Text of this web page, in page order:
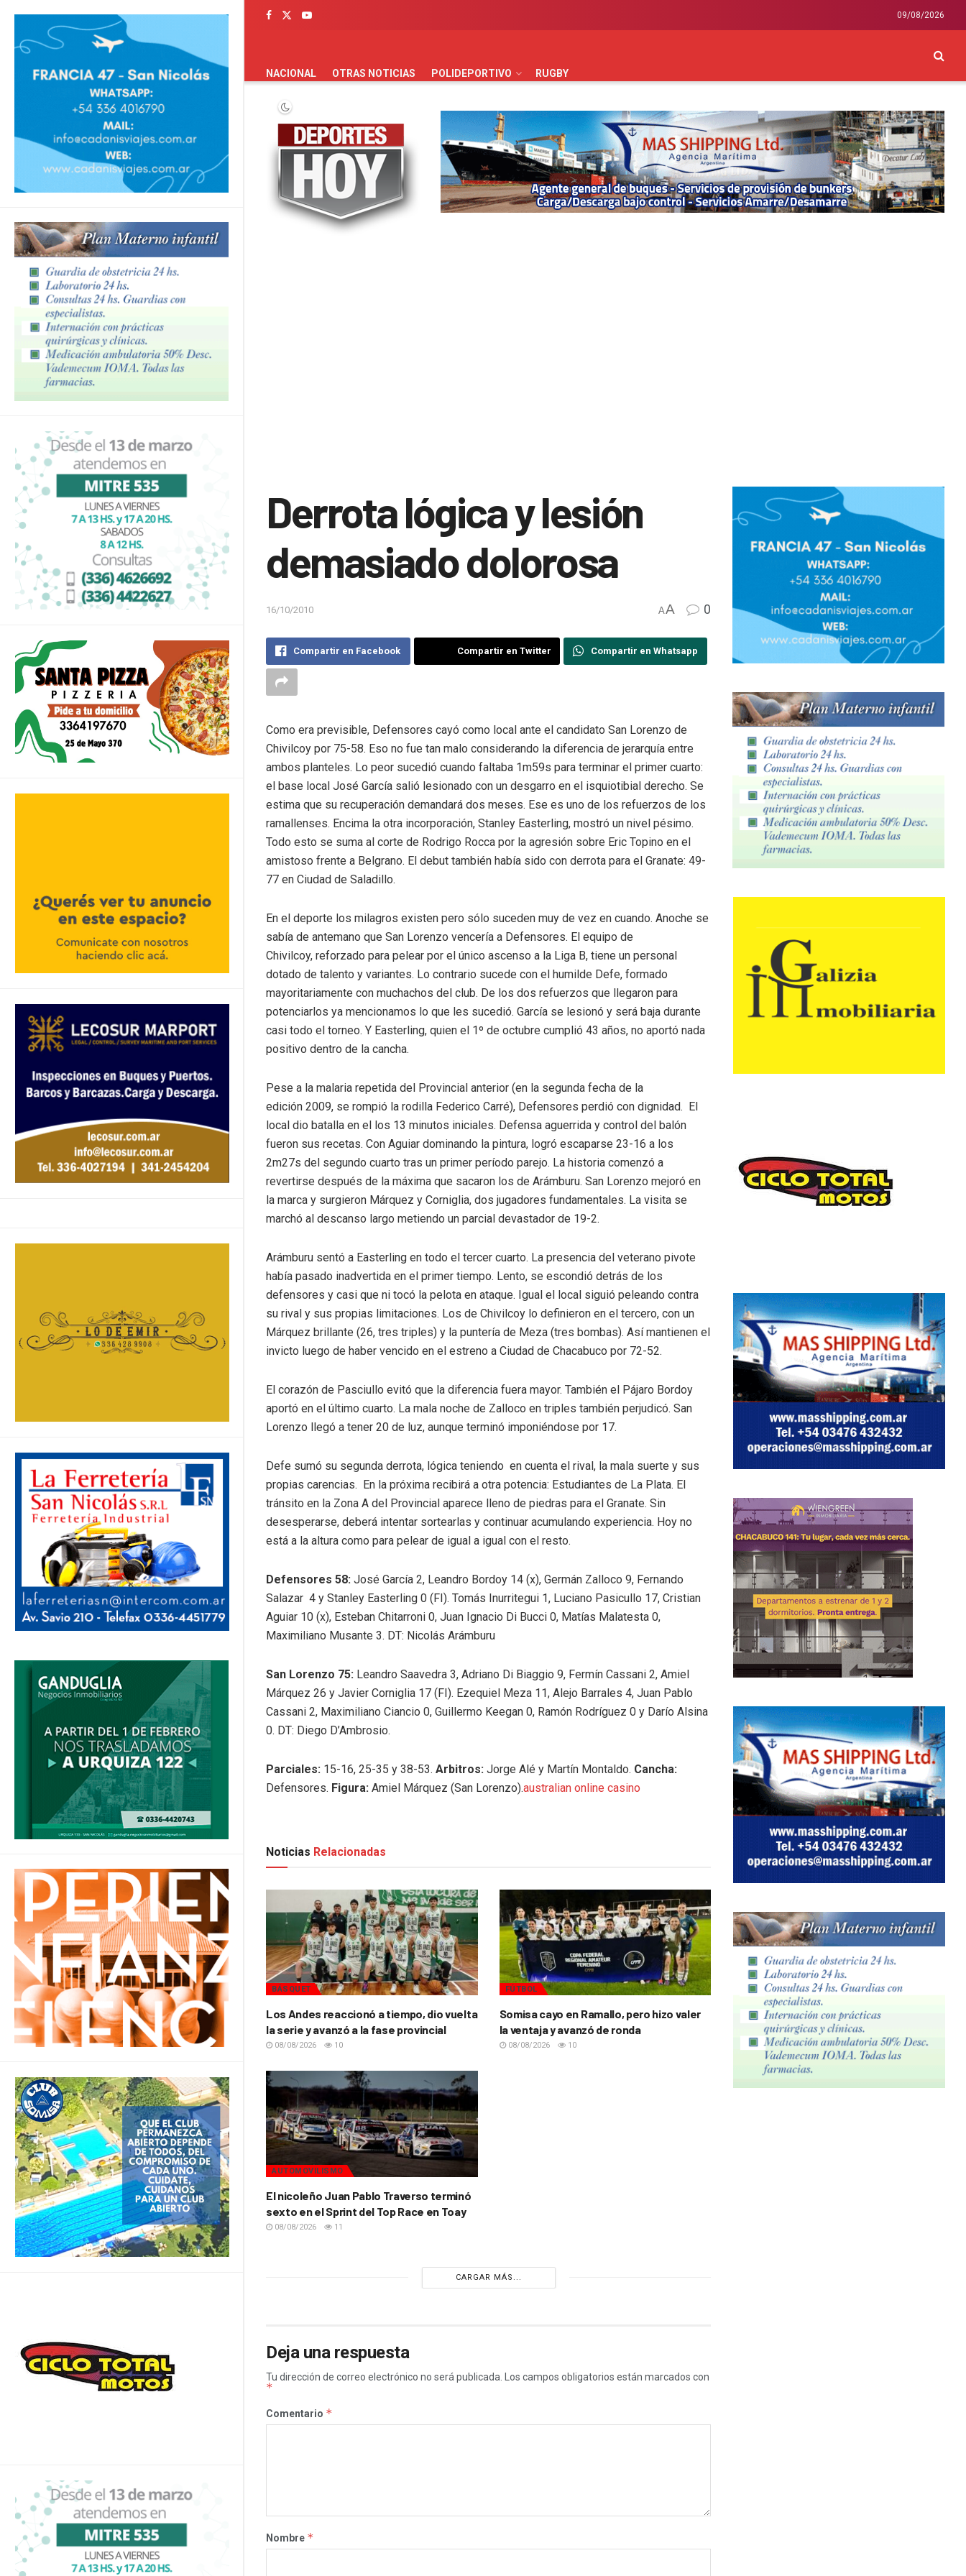
09/08/2026
PORTADA
NACIONAL OTRAS NOTICIAS POLIDEPORTIVO RUGBY
Derrota lógica y lesión
demasiado dolorosa
16/10/2010 AA 0
Compartir en Facebook Compartir en Twitter Compartir en Whatsapp
Como era previsible, Defensores cayó como local ante el candidato San Lorenzo de
Chivilcoy por 75-58. Eso no fue tan malo considerando la diferencia de jerarquía entre
ambos planteles. Lo peor sucedió cuando faltaba 1m59s para terminar el primer cuarto:
el base local José García salió lesionado con un desgarro en el isquiotibial derecho. Se
estima que su recuperación demandará dos meses. Ese es uno de los refuerzos de los
ramallenses. Encima la otra incorporación, Stanley Easterling, mostró un nivel pésimo.
Todo esto se suma al corte de Rodrigo Rocca por la agresión sobre Eric Topino en el
amistoso frente a Belgrano. El debut también había sido con derrota para el Granate: 49-
77 en Ciudad de Saladillo.
En el deporte los milagros existen pero sólo suceden muy de vez en cuando. Anoche se
sabía de antemano que San Lorenzo vencería a Defensores. El equipo de
Chivilcoy, reforzado para pelear por el único ascenso a la Liga B, tiene un personal
dotado de talento y variantes. Lo contrario sucede con el humilde Defe, formado
mayoritariamente con muchachos del club. De los dos refuerzos que llegaron para
potenciarlos ya mencionamos lo que les sucedió. García se lesionó y será baja durante
casi todo el torneo. Y Easterling, quien el 1º de octubre cumplió 43 años, no aportó nada
positivo dentro de la cancha.
Pese a la malaria repetida del Provincial anterior (en la segunda fecha de la
edición 2009, se rompió la rodilla Federico Carré), Defensores perdió con dignidad. El
local dio batalla en el los 13 minutos iniciales. Defensa aguerrida y control del balón
fueron sus recetas. Con Aguiar dominando la pintura, logró escaparse 23-16 a los
2m27s del segundo cuarto tras un primer período parejo. La historia comenzó a
revertirse después de la máxima que sacaron los de Arámburu. San Lorenzo mejoró en
la marca y surgieron Márquez y Corniglia, dos jugadores fundamentales. La visita se
marchó al descanso largo metiendo un parcial devastador de 19-2.
Arámburu sentó a Easterling en todo el tercer cuarto. La presencia del veterano pivote
había pasado inadvertida en el primer tiempo. Lento, se escondió detrás de los
defensores y casi que ni tocó la pelota en ataque. Igual el local siguió peleando contra
su rival y sus propias limitaciones. Los de Chivilcoy lo definieron en el tercero, con un
Márquez brillante (26, tres triples) y la puntería de Meza (tres bombas). Así mantienen el
invicto luego de haber vencido en el estreno a Ciudad de Chacabuco por 72-52.
El corazón de Pasciullo evitó que la diferencia fuera mayor. También el Pájaro Bordoy
aportó en el último cuarto. La mala noche de Zalloco en triples también perjudicó. San
Lorenzo llegó a tener 20 de luz, aunque terminó imponiéndose por 17.
Defe sumó su segunda derrota, lógica teniendo en cuenta el rival, la mala suerte y sus
propias carencias. En la próxima recibirá a otra potencia: Estudiantes de La Plata. El
tránsito en la Zona A del Provincial aparece lleno de piedras para el Granate. Sin
desesperarse, deberá intentar sortearlas y continuar acumulando experiencia. Hoy no
está a la altura como para pelear de igual a igual con el resto.
Defensores 58: José García 2, Leandro Bordoy 14 (x), Germán Zalloco 9, Fernando
Salazar 4 y Stanley Easterling 0 (FI). Tomás Inurritegui 1, Luciano Pasicullo 17, Cristian
Aguiar 10 (x), Esteban Chitarroni 0, Juan Ignacio Di Bucci 0, Matías Malatesta 0,
Maximiliano Musante 3. DT: Nicolás Arámburu
San Lorenzo 75: Leandro Saavedra 3, Adriano Di Biaggio 9, Fermín Cassani 2, Amiel
Márquez 26 y Javier Corniglia 17 (FI). Ezequiel Meza 11, Alejo Barrales 4, Juan Pablo
Cassani 2, Maximiliano Ciancio 0, Guillermo Keegan 0, Ramón Rodríguez 0 y Darío Alsina
0. DT: Diego D’Ambrosio.
Parciales: 15-16, 25-35 y 38-53. Arbitros: Jorge Alé y Martín Montaldo. Cancha:
Defensores. Figura: Amiel Márquez (San Lorenzo).australian online casino
Noticias Relacionadas
BÁSQUET
Los Andes reaccionó a tiempo, dio vuelta
la serie y avanzó a la fase provincial
08/08/2026 10
FÚTBOL
Somisa cayo en Ramallo, pero hizo valer
la ventaja y avanzó de ronda
08/08/2026 10
AUTOMOVILISMO
El nicoleño Juan Pablo Traverso terminó
sexto en el Sprint del Top Race en Toay
08/08/2026 11
CARGAR MÁS...
Deja una respuesta
Tu dirección de correo electrónico no será publicada. Los campos obligatorios están marcados con
*
Comentario *
Nombre *